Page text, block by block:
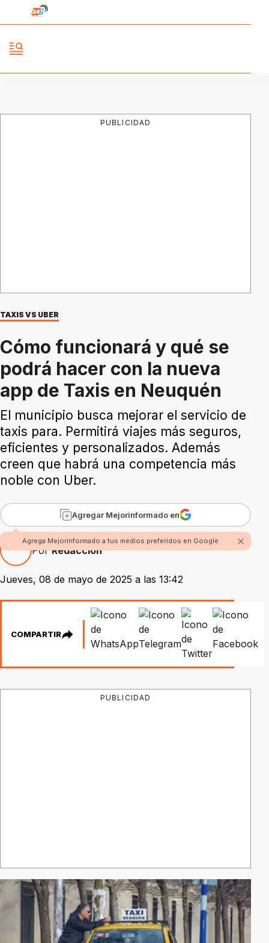
PUBLICIDAD
TAXIS VS UBER
Cómo funcionará y qué se
podrá hacer con la nueva
app de Taxis en Neuquén
El municipio busca mejorar el servicio de
taxis para. Permitirá viajes más seguros,
eficientes y personalizados. Además
creen que habrá una competencia más
noble con Uber.
Agregar Mejorinformado en
Agrega Mejorinformado a tus medios preferidos en Google
PorRedacción
Jueves, 08 de mayo de 2025 a las 13:42
COMPARTIR
PUBLICIDAD